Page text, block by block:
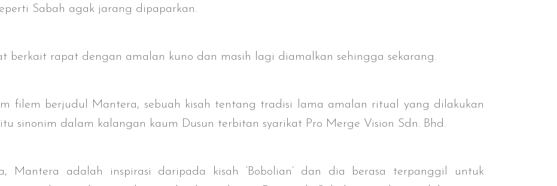
Sabah agak jarang dipaparkan.
berkait rapat dengan amalan kuno dan masih lagi diamalkan sehingga sekarang.
filem berjudul Mantera, sebuah kisah tentang tradisi lama amalan ritual yang dilakukan
sinonim dalam kalangan kaum Dusun terbitan syarikat Pro Merge Vision Sdn. Bhd.
Mantera adalah inspirasi daripada kisah ‘Bobolian’ dan dia berasa terpanggil untuk